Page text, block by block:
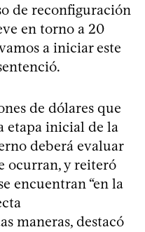
de reconfiguración
en torno a 20
a iniciar este
de dólares que
etapa inicial de la
deberá evaluar
ocurran, y reiteró
encuentran “en la
maneras, destacó